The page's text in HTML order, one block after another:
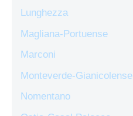
Lunghezza
Magliana-Portuense
Marconi
Monteverde-Gianicolense
Nomentano